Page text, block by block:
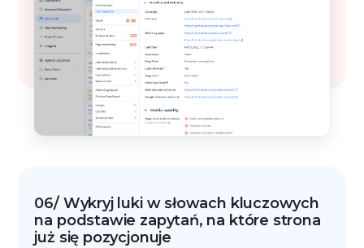
06/ Wykryj luki w słowach kluczowych
na podstawie zapytań, na które strona
już się pozycjonuje